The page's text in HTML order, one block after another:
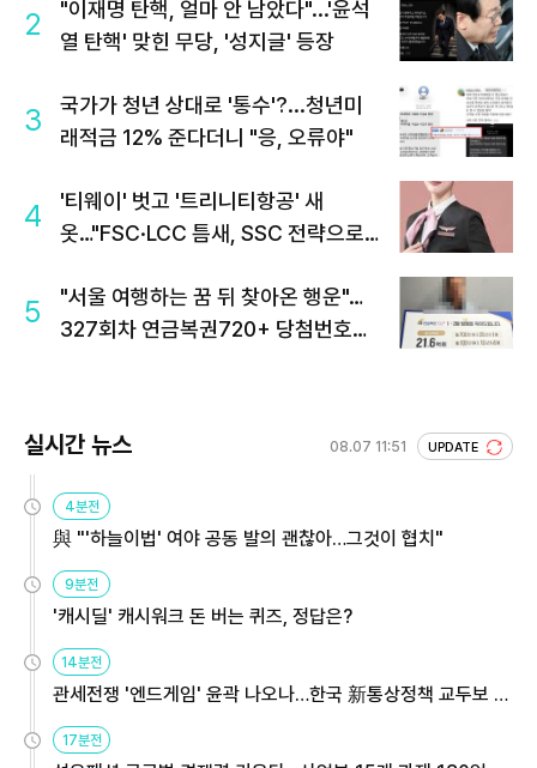
2
"이재명 탄핵, 얼마 안 남았다"...'윤석
열 탄핵' 맞힌 무당, '성지글' 등장
3
국가가 청년 상대로 '통수'?...청년미
래적금 12% 준다더니 "응, 오류야"
4
'티웨이' 벗고 '트리니티항공' 새
옷…"FSC·LCC 틈새, SSC 전략으로
5
"서울 여행하는 꿈 뒤 찾아온 행운"…
327회차 연금복권720+ 당첨번호조
실시간 뉴스 08.07 11:51 UPDATE
4분전
與 "'하늘이법' 여야 공동 발의 괜찮아…그것이 협치"
9분전
'캐시딜' 캐시워크 돈 버는 퀴즈, 정답은?
14분전
관세전쟁 '엔드게임' 윤곽 나오나…한국 新통상정책 교두보 활
17분전